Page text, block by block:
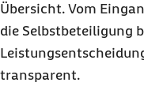
Übersicht. Vom
die Selbstbeteiligung
transparent.